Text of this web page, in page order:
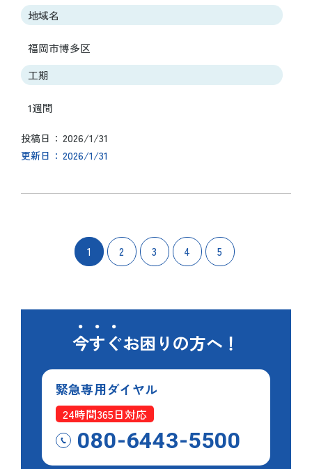
地域名
福岡市博多区
工期
1週間
投稿日 2026/1/31
更新日 2026/1/31
1 2 3 4 5
今すぐお困りの方へ！
緊急専用ダイヤル
24時間365日対応
080-6443-5500